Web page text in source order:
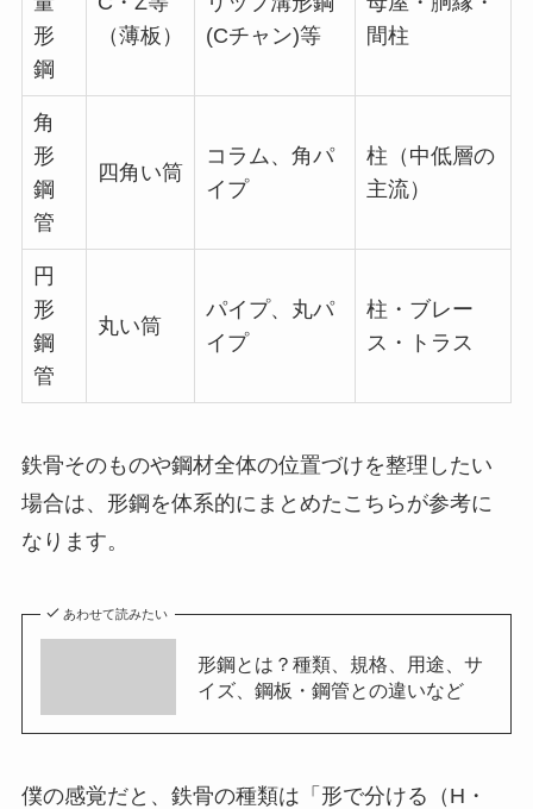
形
鋼
（薄板）
(Cチャン)等
間柱
角
形
鋼
管
四角い筒
コラム、角パ
イプ
柱（中低層の
主流）
円
形
鋼
管
丸い筒
パイプ、丸パ
イプ
柱・ブレー
ス・トラス
鉄骨そのものや鋼材全体の位置づけを整理したい
場合は、形鋼を体系的にまとめたこちらが参考に
なります。
あわせて読みたい
形鋼とは？種類、規格、用途、サ
イズ、鋼板・鋼管との違いなど
僕の感覚だと、鉄骨の種類は「形で分ける（H・